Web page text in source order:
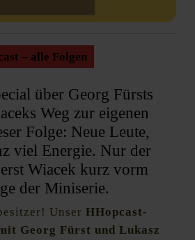
– alle Folgen
über Georg Fürsts
Weg zur eigenen
Folge: Neue Leute,
viel Energie. Nur der
Wiacek kurz vorm
der Miniserie.
Unser HHopcast-
Georg Fürst und Lukasz